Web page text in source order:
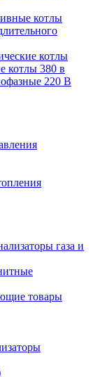
котлы
котлы
котлы 380 в
220 В
газа и
товары